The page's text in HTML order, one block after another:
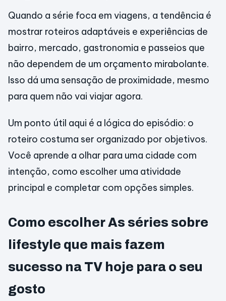
Quando a série foca em viagens, a tendência é
mostrar roteiros adaptáveis e experiências de
bairro, mercado, gastronomia e passeios que
não dependem de um orçamento mirabolante.
Isso dá uma sensação de proximidade, mesmo
para quem não vai viajar agora.
Um ponto útil aqui é a lógica do episódio: o
roteiro costuma ser organizado por objetivos.
Você aprende a olhar para uma cidade com
intenção, como escolher uma atividade
principal e completar com opções simples.
Como escolher As séries sobre
lifestyle que mais fazem
sucesso na TV hoje para o seu
gosto